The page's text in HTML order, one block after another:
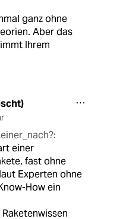
ganz ohne
Aber das
Ihrem
einer
fast ohne
Experten ohne
How ein